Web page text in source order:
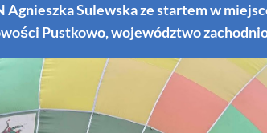
Agnieszka Sulewska ze startem w
Pustkowo, województwo